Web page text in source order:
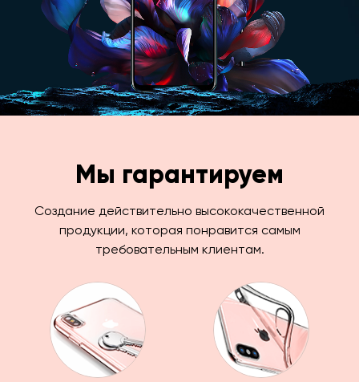
Мы гарантируем
Создание действительно высококачественной
продукции, которая понравится самым
требовательным клиентам.